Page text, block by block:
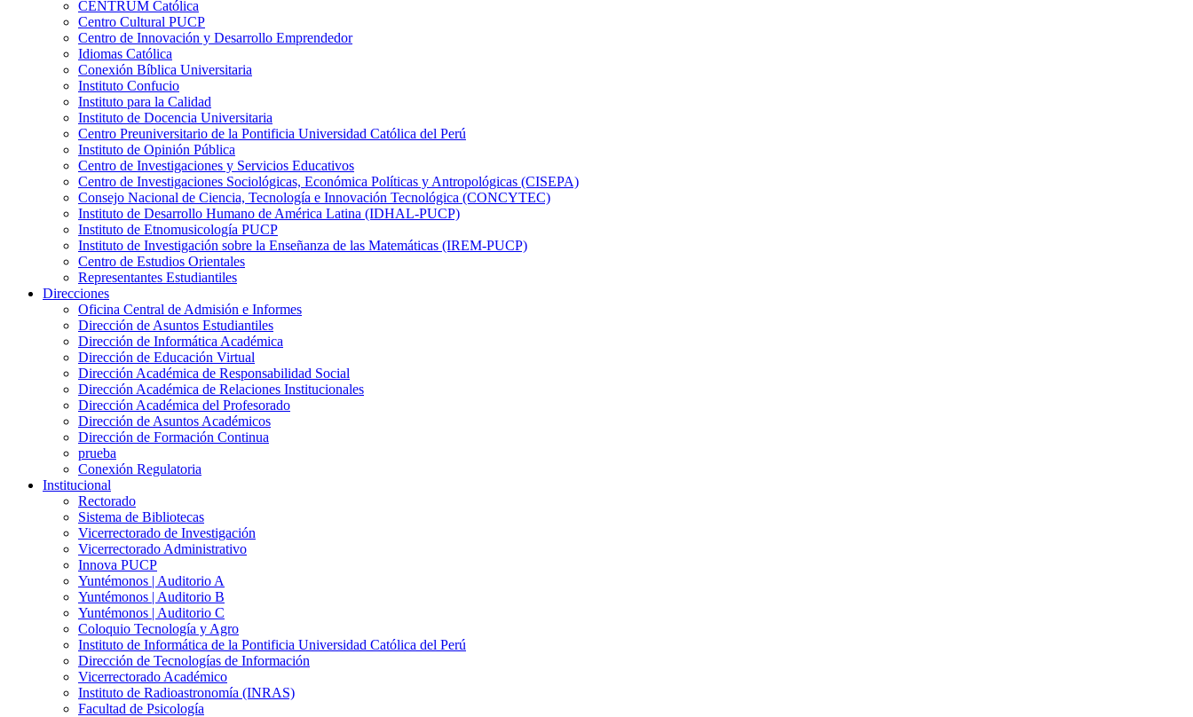
CENTRUM Católica
Centro Cultural PUCP
Centro de Innovación y Desarrollo Emprendedor
Idiomas Católica
Conexión Bíblica Universitaria
Instituto Confucio
Instituto para la Calidad
Instituto de Docencia Universitaria
Centro Preuniversitario de la Pontificia Universidad Católica del Perú
Instituto de Opinión Pública
Centro de Investigaciones y Servicios Educativos
Centro de Investigaciones Sociológicas, Económica Políticas y Antropológicas (CISEPA)
Consejo Nacional de Ciencia, Tecnología e Innovación Tecnológica (CONCYTEC)
Instituto de Desarrollo Humano de América Latina (IDHAL-PUCP)
Instituto de Etnomusicología PUCP
Instituto de Investigación sobre la Enseñanza de las Matemáticas (IREM-PUCP)
Centro de Estudios Orientales
Representantes Estudiantiles
Direcciones
Oficina Central de Admisión e Informes
Dirección de Asuntos Estudiantiles
Dirección de Informática Académica
Dirección de Educación Virtual
Dirección Académica de Responsabilidad Social
Dirección Académica de Relaciones Institucionales
Dirección Académica del Profesorado
Dirección de Asuntos Académicos
Dirección de Formación Continua
prueba
Conexión Regulatoria
Institucional
Rectorado
Sistema de Bibliotecas
Vicerrectorado de Investigación
Vicerrectorado Administrativo
Innova PUCP
Yuntémonos | Auditorio A
Yuntémonos | Auditorio B
Yuntémonos | Auditorio C
Coloquio Tecnología y Agro
Instituto de Informática de la Pontificia Universidad Católica del Perú
Dirección de Tecnologías de Información
Vicerrectorado Académico
Instituto de Radioastronomía (INRAS)
Facultad de Psicología